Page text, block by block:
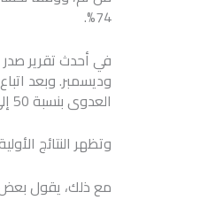
74%.
وديسمبر. وبعد
العدوى بنسبة 50 إلى 75%، أو ترفع معدل تكاثر الفيروس بمقدار 0.4 إلى 0.7، مقارنة بالنسخ العادية.
وتظهر النتائج
مع ذلك، يقول بعض